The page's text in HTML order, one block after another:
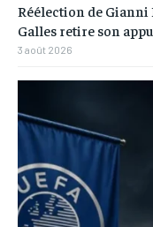
Réélection de Gianni
Galles retire son
3 août 2026